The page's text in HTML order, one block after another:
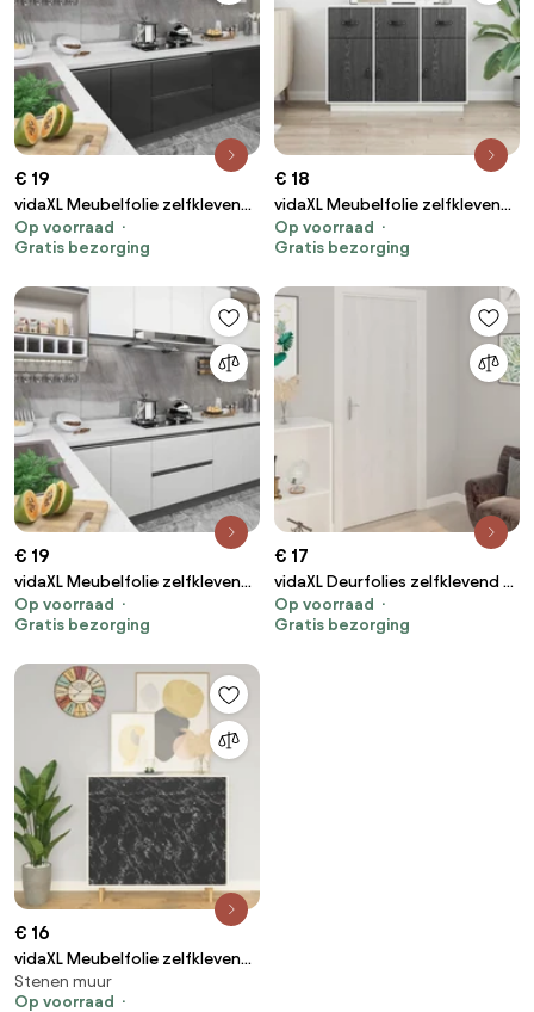
€ 19
vidaXL Meubelfolie zelfklevend
500x90 cm PVC zwart
Op voorraad
Gratis bezorging
€ 18
vidaXL Meubelfolie zelfklevend
500x90 cm PVC
donkerhoutkleurig
Op voorraad
Gratis bezorging
€ 19
vidaXL Meubelfolie zelfklevend
500x90 cm PVC wit
Op voorraad
Gratis bezorging
€ 17
vidaXL Deurfolies zelfklevend 2
st 210x90 cm PVC
withoutkleurig
Op voorraad
Gratis bezorging
€ 16
vidaXL Meubelfolie zelfklevend
500x90 cm PVC steenzwart
Stenen muur
Op voorraad